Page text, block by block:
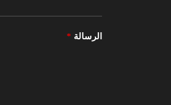
الرسالة *